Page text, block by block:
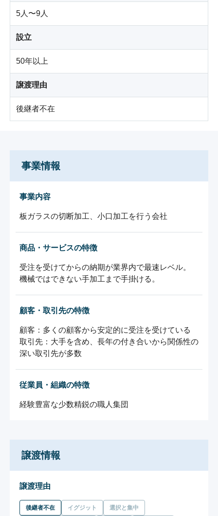
5人〜9人
設立
50年以上
譲渡理由
後継者不在
事業情報
事業内容
板ガラスの切断加工、小口加工を行う会社
商品・サービスの特徴
受注を受けてからの納期が業界内で最速レベル。
機械ではできない手加工まで手掛ける。
顧客・取引先の特徴
顧客：多くの顧客から安定的に受注を受けている
取引先：大手を含め、長年の付き合いから関係性の
深い取引先が多数
従業員・組織の特徴
経験豊富な少数精鋭の職人集団
譲渡情報
譲渡理由
後継者不在 イグジット 選択と集中